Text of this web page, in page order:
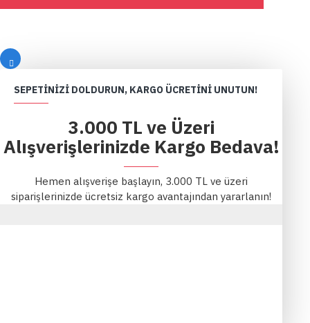
SEPETINIZI DOLDURUN, KARGO ÜCRETINI UNUTUN!
3.000 TL ve Üzeri
Alışverişlerinizde Kargo Bedava!
Hemen alışverişe başlayın, 3.000 TL ve üzeri
siparişlerinizde ücretsiz kargo avantajından yararlanın!